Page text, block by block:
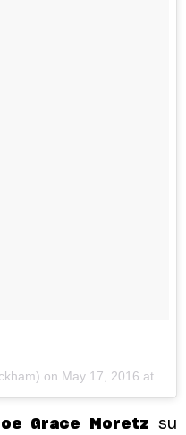
on May 17, 2016 at 2:50am PDT
Grace Moretz su